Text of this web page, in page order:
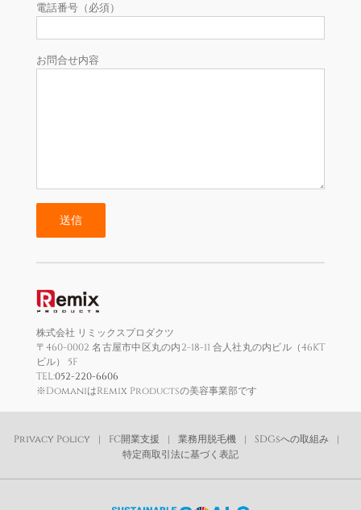
電話番号（必須）
お問合せ内容
株式会社 リミックスプロダクツ
〒460-0002 名古屋市中区丸の内2-18-11 合人社丸の内ビル（46KT
ビル） 5F
TEL:052-220-6606
※DomaniはRemix Productsの美容事業部です
Privacy Policy FC開業支援 業務用脱毛機
SDGsへの取組み
特定商取引法に基づく表記